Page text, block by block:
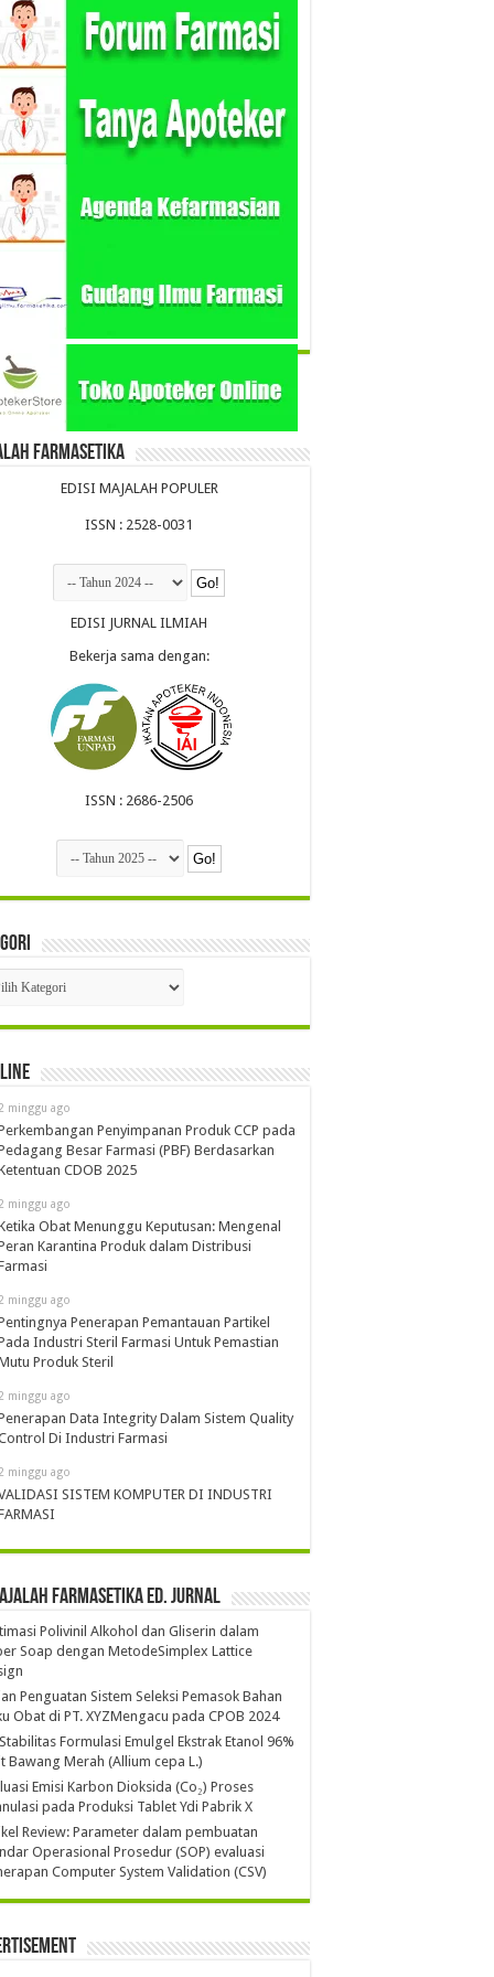
Farmasetika
EDISI MAJALAH POPULER
ISSN : 2528-0031
EDISI JURNAL ILMIAH
Bekerja sama dengan:
ISSN : 2686-2506
minggu ago
Penyimpanan Produk CCP pada
Besar Farmasi (PBF) Berdasarkan
CDOB 2025
minggu ago
Obat Menunggu Keputusan: Mengenal
Karantina Produk dalam Distribusi
minggu ago
Penerapan Pemantauan Partikel
Industri Steril Farmasi Untuk Pemastian
Produk Steril
minggu ago
Data Integrity Dalam Sistem Quality
Di Industri Farmasi
minggu ago
SISTEM KOMPUTER DI INDUSTRI
Farmasetika Ed. Jurnal
Polivinil Alkohol dan Gliserin dalam
Soap dengan MetodeSimplex Lattice
Penguatan Sistem Seleksi Pemasok Bahan
Obat di PT. XYZMengacu pada CPOB 2024
Formulasi Emulgel Ekstrak Etanol 96%
Bawang Merah (Allium cepa L.)
Emisi Karbon Dioksida (Co₂) Proses
pada Produksi Tablet Ydi Pabrik X
Review: Parameter dalam pembuatan
Operasional Prosedur (SOP) evaluasi
Computer System Validation (CSV)